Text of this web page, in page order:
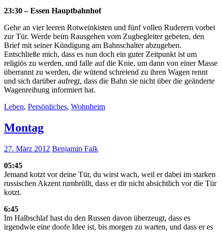
23:30 – Essen Hauptbahnhof
Gehe an vier leeren Rotweinkisten und fünf vollen Ruderern vorbei
zur Tür. Werde beim Rausgehen vom Zugbegleiter gebeten, den
Brief mit seiner Kündigung am Bahnschalter abzugeben.
Entschließe mich, dass es nun doch ein guter Zeitpunkt ist um
religiös zu werden, und falle auf die Knie, um dann von einer Masse
überrannt zu werden, die wütend schreiend zu ihren Wagen rennt
und sich darüber aufregt, dass die Bahn sie nicht über die geänderte
Wagenreihung informiert hat.
Leben, Persönliches, Wohnheim
Montag
27. März 2012 Benjamin Falk
05:45
Jemand kotzt vor deine Tür, du wirst wach, weil er dabei im starken
russischen Akzent rumbrüllt, dass er dir nicht absichtlich vor die Tür
kotzt.
6:45
Im Halbschlaf hast du den Russen davon überzeugt, dass es
irgendwie eine doofe Idee ist, bis morgen zu warten, und dass er es